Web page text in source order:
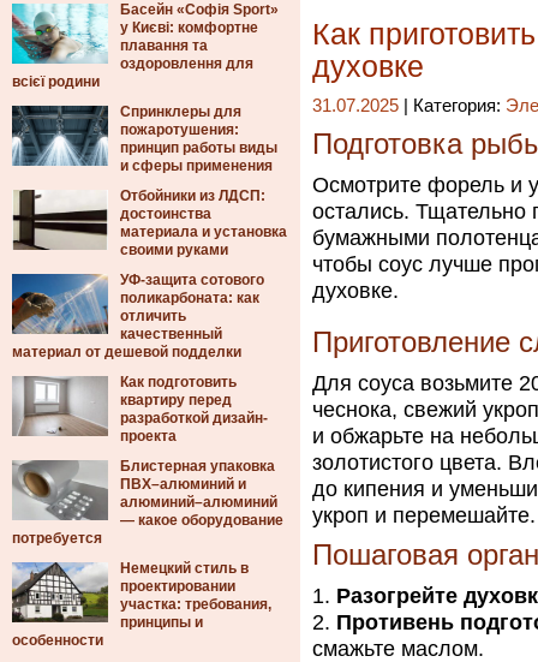
Басейн «Софія Sport»
у Києві: комфортне
плавання та
оздоровлення для
всієї родини
Спринклеры для
пожаротушения:
принцип работы виды
и сферы применения
Отбойники из ЛДСП:
достоинства
материала и установка
своими руками
УФ-защита сотового
поликарбоната: как
отличить
качественный
материал от дешевой подделки
Как подготовить
квартиру перед
разработкой дизайн-
проекта
Блистерная упаковка
ПВХ–алюминий и
алюминий–алюминий
— какое оборудование
потребуется
Немецкий стиль в
проектировании
участка: требования,
принципы и
особенности
Как
духовке
31.07.2025 | Категория:
Подготовка
Осмотрите форель и
остались.
бумажными
чтобы соус лучше
духовке.
Приготовление
Для соуса возьмите
чеснока, свежий
и обжарьте на
золотистого цвета.
до кипения и
укроп и перемешайте.
Пошаговая
Разогрейте
Противень
смажьте маслом.